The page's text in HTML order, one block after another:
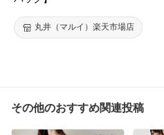
丸井（マルイ）楽天市場店
その他のおすすめ関連投稿